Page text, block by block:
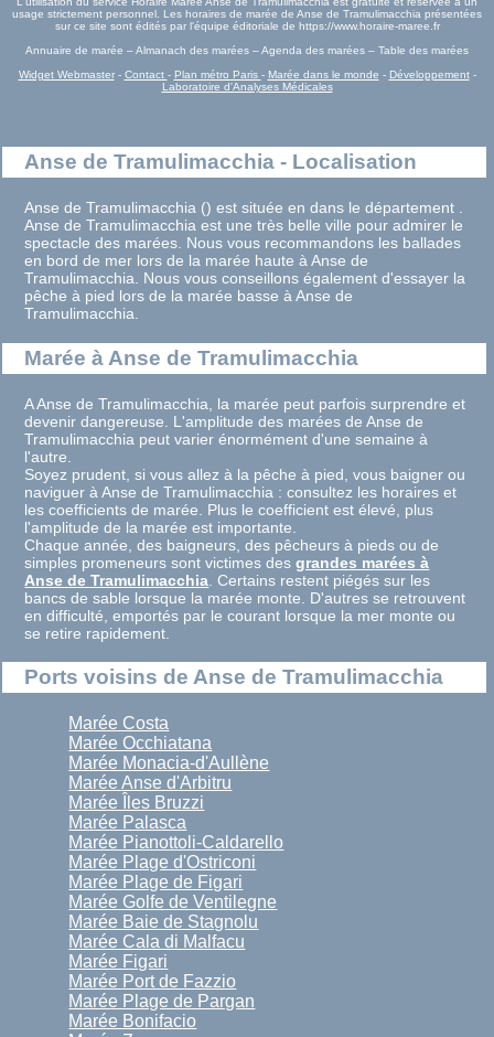
usage strictement personnel. Les horaires de marée de Anse de Tramulimacchia présentées
sur ce site sont édités par l'équipe éditoriale de https://www.horaire-maree.fr
Annuaire de marée – Almanach des marées – Agenda des marées – Table des marées
Widget Webmaster- Contact - Plan métro Paris - Marée dans le monde - Développement-
Laboratoire d'Analyses Médicales
Anse de Tramulimacchia - Localisation
Anse de Tramulimacchia () est située en dans le département .
Anse de Tramulimacchia est une très belle ville pour admirer le
spectacle des marées. Nous vous recommandons les ballades
en bord de mer lors de la marée haute à Anse de
Tramulimacchia. Nous vous conseillons également d'essayer la
pêche à pied lors de la marée basse à Anse de
Tramulimacchia.
Marée à Anse de Tramulimacchia
A Anse de Tramulimacchia, la marée peut parfois surprendre et
devenir dangereuse. L'amplitude des marées de Anse de
Tramulimacchia peut varier énormément d'une semaine à
l'autre.
Soyez prudent, si vous allez à la pêche à pied, vous baigner ou
naviguer à Anse de Tramulimacchia : consultez les horaires et
les coefficients de marée. Plus le coefficient est élevé, plus
l'amplitude de la marée est importante.
Chaque année, des baigneurs, des pêcheurs à pieds ou de
simples promeneurs sont victimes desgrandes marées à
Anse de Tramulimacchia . Certains restent piégés sur les
bancs de sable lorsque la marée monte. D'autres se retrouvent
en difficulté, emportés par le courant lorsque la mer monte ou
se retire rapidement.
Ports voisins de Anse de Tramulimacchia
Marée Costa
Marée Occhiatana
Marée Monacia-d'Aullène
Marée Anse d'Arbitru
Marée Îles Bruzzi
Marée Palasca
Marée Pianottoli-Caldarello
Marée Plage d'Ostriconi
Marée Plage de Figari
Marée Golfe de Ventilegne
Marée Baie de Stagnolu
Marée Cala di Malfacu
Marée Figari
Marée Port de Fazzio
Marée Plage de Pargan
Marée Bonifacio